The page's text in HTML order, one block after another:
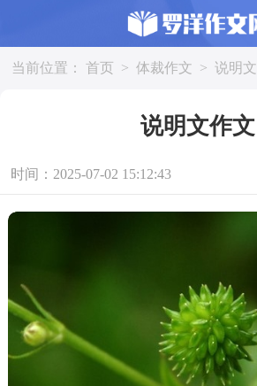
当前位置： 首页 > 体裁作文 > 说明文
说明文作文
时间：2025-07-02 15:12:43